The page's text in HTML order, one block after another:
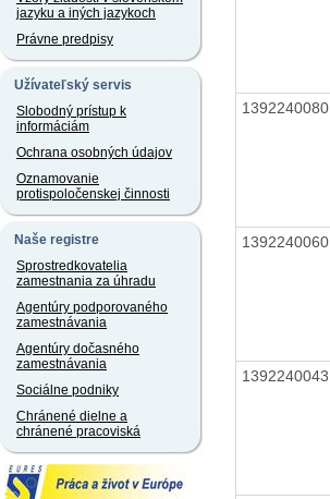
jazyku a iných jazykoch
Právne predpisy
Užívateľský servis
Slobodný prístup k
informáciám
Ochrana osobných údajov
Oznamovanie
protispoločenskej činnosti
Naše registre
Sprostredkovatelia
zamestnania za úhradu
Agentúry podporovaného
zamestnávania
Agentúry dočasného
zamestnávania
Sociálne podniky
Chránené dielne a
chránené pracoviská
1392240080
1392240060
1392240043